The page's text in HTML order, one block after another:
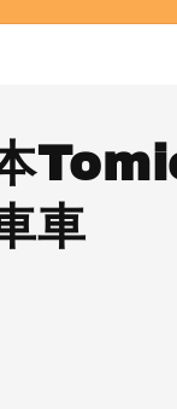
本
車